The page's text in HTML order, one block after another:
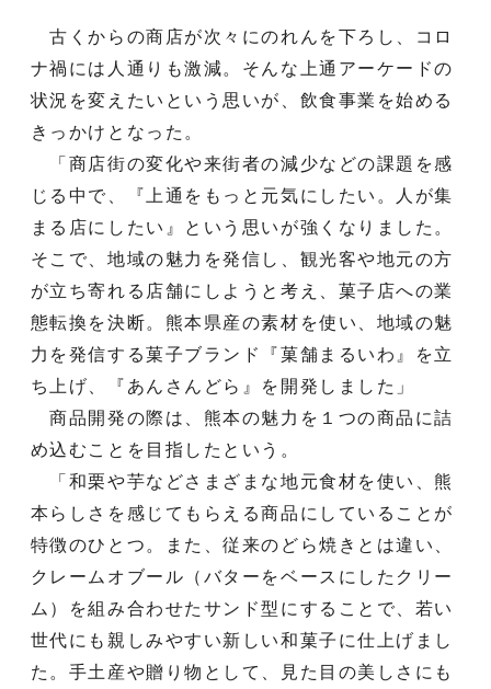
古くからの商店が次々にのれんを下ろし、コロ
ナ禍には人通りも激減。そんな上通アーケードの
状況を変えたいという思いが、飲食事業を始める
きっかけとなった。
「商店街の変化や来街者の減少などの課題を感
じる中で、『上通をもっと元気にしたい。人が集
まる店にしたい』という思いが強くなりました。
そこで、地域の魅力を発信し、観光客や地元の方
が立ち寄れる店舗にしようと考え、菓子店への業
態転換を決断。熊本県産の素材を使い、地域の魅
力を発信する菓子ブランド『菓舗まるいわ』を立
ち上げ、『あんさんどら』を開発しました」
商品開発の際は、熊本の魅力を１つの商品に詰
め込むことを目指したという。
「和栗や芋などさまざまな地元食材を使い、熊
本らしさを感じてもらえる商品にしていることが
特徴のひとつ。また、従来のどら焼きとは違い、
クレームオブール（バターをベースにしたクリー
ム）を組み合わせたサンド型にすることで、若い
世代にも親しみやすい新しい和菓子に仕上げまし
た。手土産や贈り物として、見た目の美しさにも